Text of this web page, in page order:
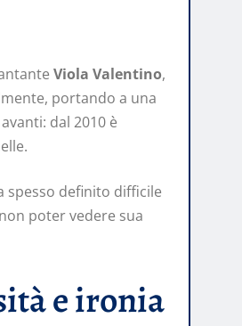
Viola Valentino,
portando a una
dal 2010 è
spesso definito difficile
poter vedere sua
e ironia